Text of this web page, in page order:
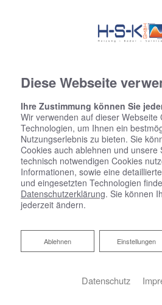
Legionellen im
Diese Webseite
Ihre Zustimmung können Sie
Wir verwenden auf dieser Webseite
Technologien, um Ihnen ein
Nutzungserlebnis zu bieten. Sie
Cookies auch ablehnen und unsere
technisch notwendigen Cookies
Informationen, sowie eine
und eingesetzten Technologien
Datenschutzerklärung. Sie können
jederzeit ändern.
Einstellungen
Ablehnen
Ablehnen
Datenschutz